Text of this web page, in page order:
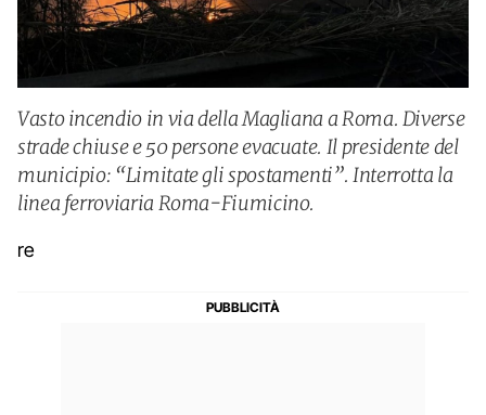
Vasto incendio in via della Magliana a Roma. Diverse
strade chiuse e 50 persone evacuate. Il presidente del
municipio: “Limitate gli spostamenti”. Interrotta la
linea ferroviaria Roma-Fiumicino.
re